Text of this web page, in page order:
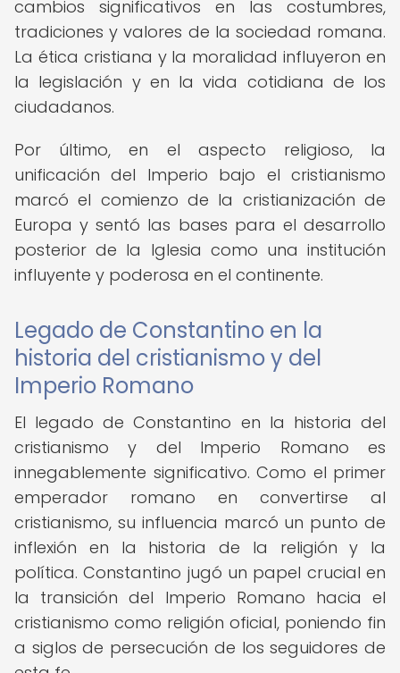
cambios significativos en las costumbres,
tradiciones y valores de la sociedad romana.
La ética cristiana y la moralidad influyeron en
la legislación y en la vida cotidiana de los
ciudadanos.
Por último, en el aspecto religioso, la
unificación del Imperio bajo el cristianismo
marcó el comienzo de la cristianización de
Europa y sentó las bases para el desarrollo
posterior de la Iglesia como una institución
influyente y poderosa en el continente.
Legado de Constantino en la
historia del cristianismo y del
Imperio Romano
El legado de Constantino en la historia del
cristianismo y del Imperio Romano es
innegablemente significativo. Como el primer
emperador romano en convertirse al
cristianismo, su influencia marcó un punto de
inflexión en la historia de la religión y la
política. Constantino jugó un papel crucial en
la transición del Imperio Romano hacia el
cristianismo como religión oficial, poniendo fin
a siglos de persecución de los seguidores de